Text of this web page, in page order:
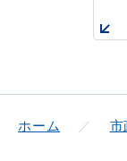
移住
ご案
ホーム 市